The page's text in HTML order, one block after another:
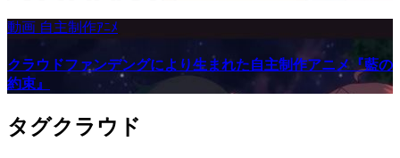
動画 自主制作ｱﾆﾒ
クラウドファンデングにより生まれた自主制作アニメ『藍の
約束』
タグクラウド